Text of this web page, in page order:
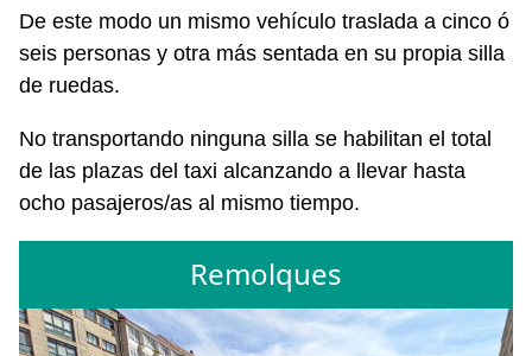
De este modo un mismo vehículo traslada a cinco ó
seis personas y otra más sentada en su propia silla
de ruedas.
No transportando ninguna silla se habilitan el total
de las plazas del taxi alcanzando a llevar hasta
ocho pasajeros/as al mismo tiempo.
Remolques